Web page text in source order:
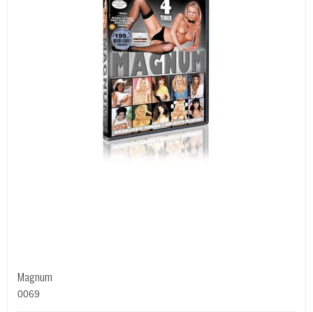
Magnum
0069